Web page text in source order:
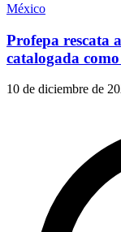
México
Profepa rescata
catalogada
10 de diciembre de